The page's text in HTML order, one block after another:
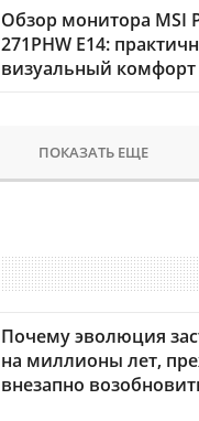
Обзор монитора MSI
271PHW E14:
визуальный комфорт
ПОКАЗАТЬ ЕЩЕ
Почему эволюция
на миллионы лет,
внезапно